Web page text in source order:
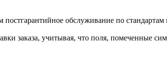
обслуживание по
заказа, учитывая, что поля, помеченные